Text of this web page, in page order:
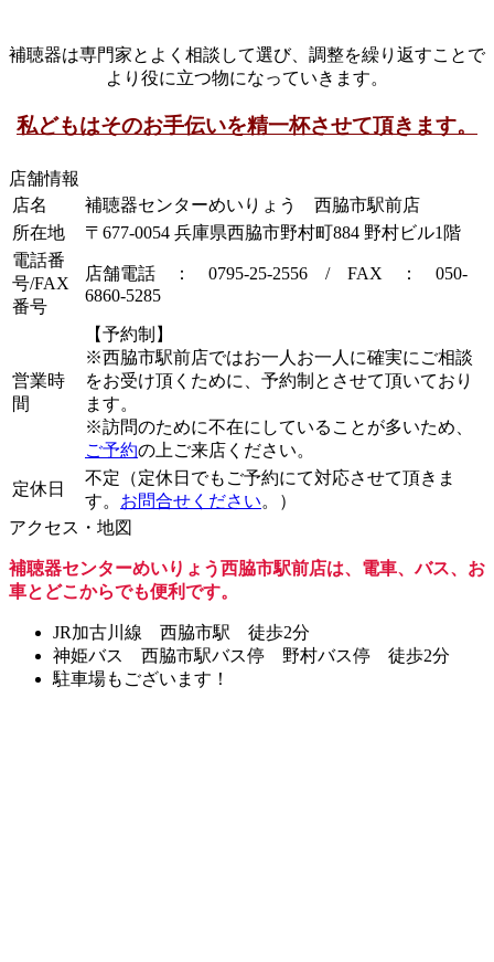
補聴器は専門家とよく相談して選び、調整を繰り返すことで
より役に立つ物になっていきます。
私どもはそのお手伝いを精一杯させて頂きます。
店舗情報
店名
補聴器センターめいりょう 西脇市駅前店
所在地
〒677-0054 兵庫県西脇市野村町884 野村ビル1階
電話番
号/FAX
番号
店舗電話 ： 0795-25-2556 / FAX ： 050-
6860-5285
営業時
間
【予約制】
※西脇市駅前店ではお一人お一人に確実にご相談
をお受け頂くために、予約制とさせて頂いており
ます。
※訪問のために不在にしていることが多いため、
ご予約の上ご来店ください。
定休日
不定（定休日でもご予約にて対応させて頂きま
す。 お問合せください。）
アクセス・地図
補聴器センターめいりょう西脇市駅前店は、電車、バス、お
車とどこからでも便利です。
JR加古川線 西脇市駅 徒歩2分
神姫バス 西脇市駅バス停 野村バス停 徒歩2分
駐車場もございます！